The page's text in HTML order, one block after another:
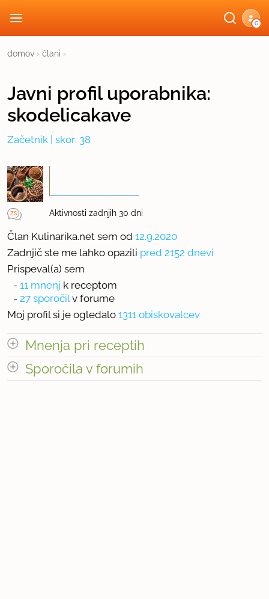
G
domov › člani ›
Javni profiluporabnika:
skodelicakave
Začetnik | skor: 38
Aktivnosti zadnjih 30 dni
Član Kulinarika.net sem od 12.9.2020
Zadnjič ste me lahko opazili pred 2152 dnevi
Prispeval(a) sem
- 11 mnenj k receptom
- 27 sporočil v forume
Moj profil si je ogledalo 1311 obiskovalcev
Mnenja pri receptih
odpri vse
Sporočila v forumih